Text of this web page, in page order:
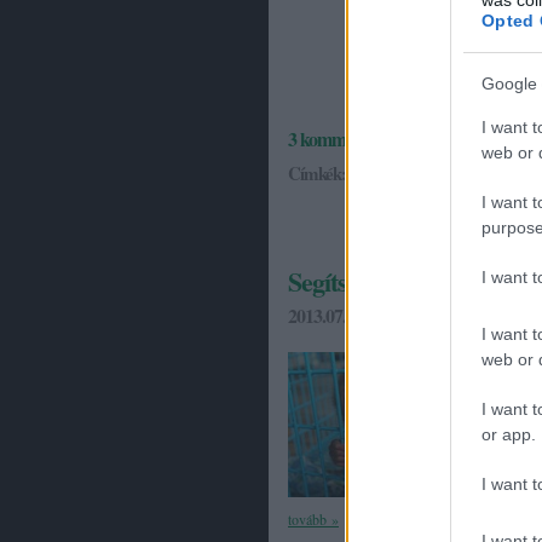
Opted
Google
I want
web or
I want
I want
I want
web or
I want
or app.
I want
3komment
Címkék:
Segíts visszaszorítani
2013.07.30. 15:23
Bár kevesen
tovább »